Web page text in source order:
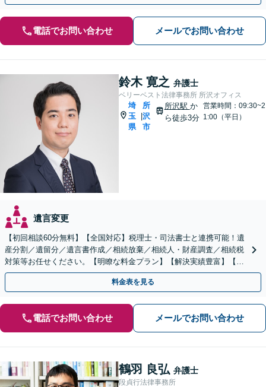
電話でお問い合わせ メールでお問い合わせ
鈴木 寛之 弁護士
ベリーベスト法律事務所 所沢オフィス
埼
玉
県
所
沢
市
所沢駅 か
ら徒歩3分
営業時間：09:30~2
1:00（平日）
遺言変更
【初回相談60分無料】【全国対応】税理士・司法書士と連携可能！遺
産分割／遺留分／遺言書作成／相続放棄／相続人・財産調査／相続税
対策等お任せください。【明瞭な料金プラン】【解決実績豊富】【電
話相談可】
料金表を見る
電話でお問い合わせ メールでお問い合わせ
鶴羽 良弘 弁護士
段貞行法律事務所